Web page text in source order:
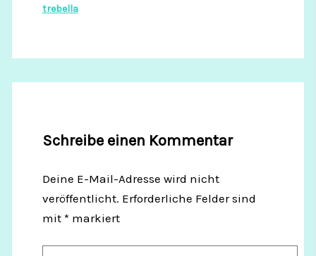
trebella
Schreibe einen Kommentar
Deine E-Mail-Adresse wird nicht
veröffentlicht. Erforderliche Felder sind
mit * markiert